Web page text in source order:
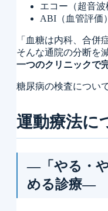
エコー（超音波
ABI（血管評価）
「血糖は内科、合併
そんな通院の分断を
一つのクリニックで
糖尿病の検査につい
運動療法に
―「やる・
める診療―